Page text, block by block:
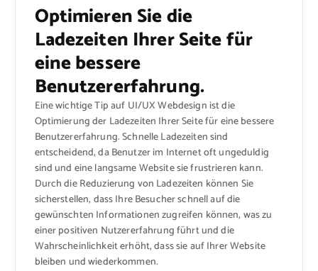
Optimieren Sie die
Ladezeiten Ihrer Seite für
eine bessere
Benutzererfahrung.
Eine wichtige Tip auf UI/UX Webdesign ist die
Optimierung der Ladezeiten Ihrer Seite für eine bessere
Benutzererfahrung. Schnelle Ladezeiten sind
entscheidend, da Benutzer im Internet oft ungeduldig
sind und eine langsame Website sie frustrieren kann.
Durch die Reduzierung von Ladezeiten können Sie
sicherstellen, dass Ihre Besucher schnell auf die
gewünschten Informationen zugreifen können, was zu
einer positiven Nutzererfahrung führt und die
Wahrscheinlichkeit erhöht, dass sie auf Ihrer Website
bleiben und wiederkommen.